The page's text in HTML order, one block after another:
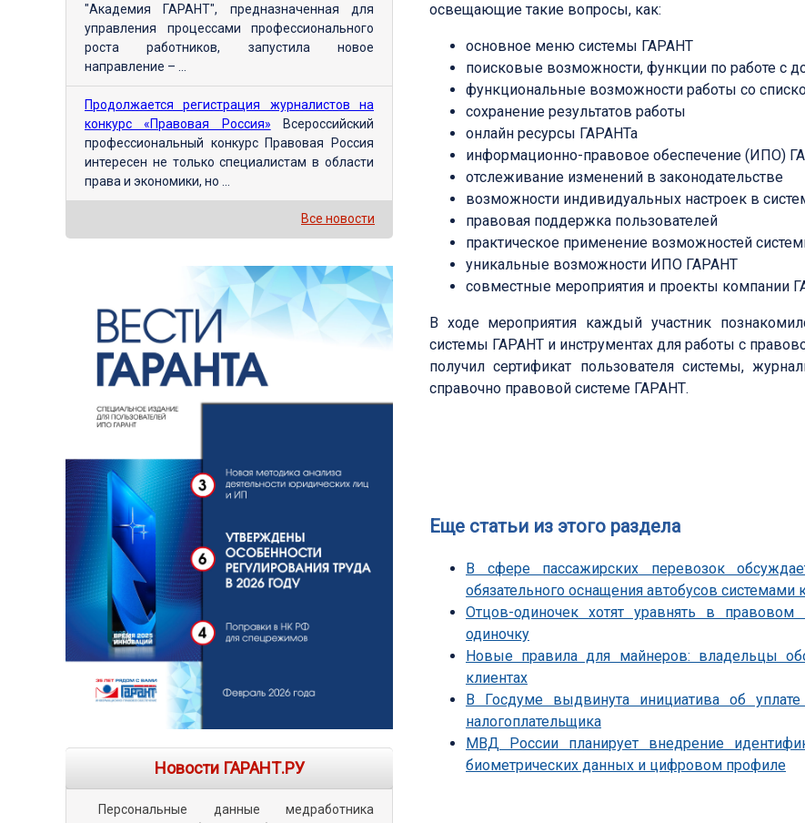
освещающие такие вопросы, как:
основное меню системы ГАРАНТ
поисковые возможности, функции по работе с
функциональные возможности работы со
сохранение результатов работы
онлайн ресурсы ГАРАНТа
информационно-правовое обеспечение (ИПО)
отслеживание изменений в законодательстве
возможности индивидуальных настроек в
правовая поддержка пользователей
практическое применение возможностей
уникальные возможности ИПО ГАРАНТ
совместные мероприятия и проекты компании
В ходе мероприятия каждый участник
системы ГАРАНТ и инструментах для работы с
получил сертификат пользователя системы,
справочно правовой системе ГАРАНТ.
Еще статьи из этого раздела
В сфере пассажирских перевозок
обязательного оснащения автобусов системами
Отцов-одиночек хотят уравнять в
одиночку
Новые правила для майнеров: владельцы
клиентах
В Госдуме выдвинута инициатива об
налогоплательщика
МВД России планирует внедрение
биометрических данных и цифровом профиле
"Академия ГАРАНТ", предназначенная для
управления процессами профессионального
роста работников, запустила новое
направление – ...
Продолжается регистрация журналистов на
конкурс «Правовая Россия» Всероссийский
профессиональный конкурс Правовая Россия
интересен не только специалистам в области
права и экономики, но ...
Все новости
Новости ГАРАНТ.РУ
Персональные данные медработника